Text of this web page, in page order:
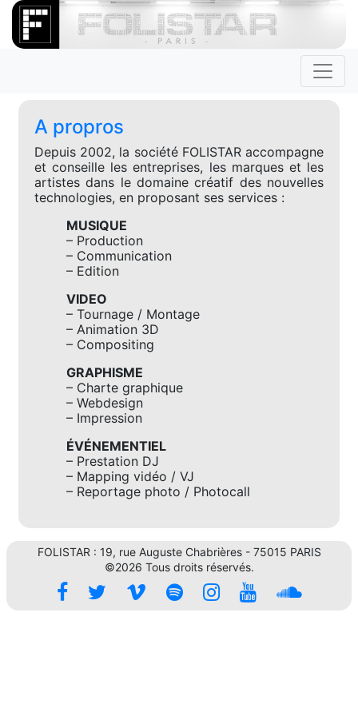
A propros
Depuis 2002, la société FOLISTAR accompagne
et conseille les entreprises, les marques et les
artistes dans le domaine créatif des nouvelles
technologies, en proposant ses services :
MUSIQUE
– Production
– Communication
– Edition
VIDEO
– Tournage / Montage
– Animation 3D
– Compositing
GRAPHISME
– Charte graphique
– Webdesign
– Impression
ÉVÉNEMENTIEL
– Prestation DJ
– Mapping vidéo / VJ
– Reportage photo / Photocall
FOLISTAR : 19, rue Auguste Chabrières - 75015 PARIS
©2026 Tous droits réservés.